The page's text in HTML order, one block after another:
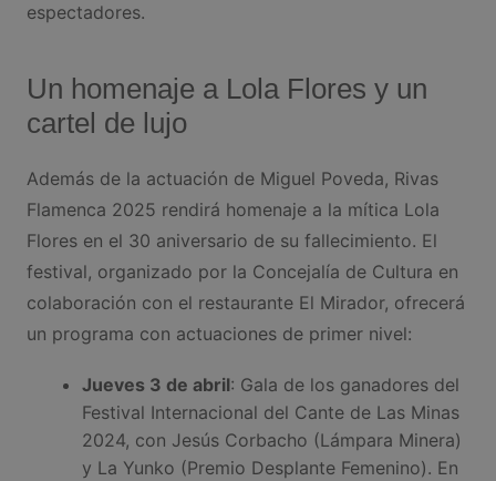
espectadores.
Un homenaje a Lola Flores y un
cartel de lujo
Además de la actuación de Miguel Poveda, Rivas
Flamenca 2025 rendirá homenaje a la mítica Lola
Flores en el 30 aniversario de su fallecimiento. El
festival, organizado por la Concejalía de Cultura en
colaboración con el restaurante El Mirador, ofrecerá
un programa con actuaciones de primer nivel:
Jueves 3 de abril: Gala de los ganadores del
Festival Internacional del Cante de Las Minas
2024, con Jesús Corbacho (Lámpara Minera)
y La Yunko (Premio Desplante Femenino). En